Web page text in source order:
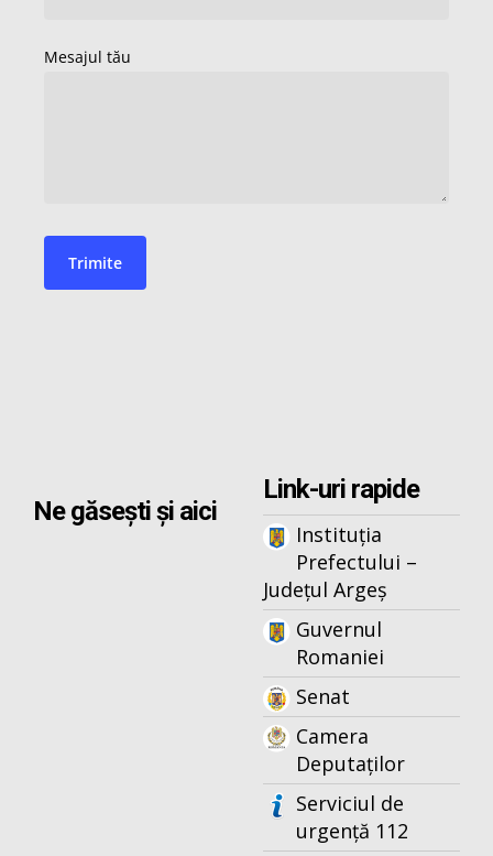
Ne găsești și aici
Link-uri rapide
Instituția
Prefectului –
Județul Argeș
Guvernul
Romaniei
Senat
Camera
Deputaților
Serviciul de
urgență 112